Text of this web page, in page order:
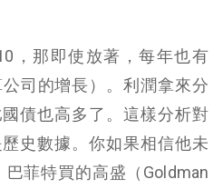
，那即使放著，每年也有
司的增長）。利潤拿來分
債也高多了。這樣分析對
史數據。你如果相信他未
巴菲特買的高盛（Goldman